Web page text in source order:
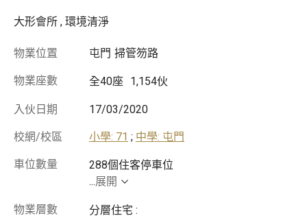
大形會所 , 環境清淨
物業位置 屯門 掃管笏路
物業座數 全40座 1,154伙
入伙日期 17/03/2020
校網/校區 小學: 71 ; 中學: 屯門
車位數量
...展開
物業層數
分層住宅 :